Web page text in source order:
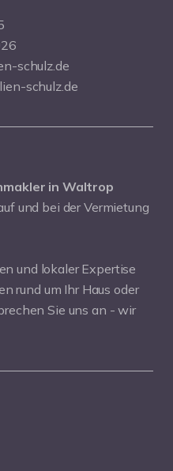
schulz.de
schulz.de
in Waltrop
und bei der Vermietung
und lokaler Expertise
rund um Ihr Haus oder
Sie uns an - wir